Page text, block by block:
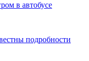
в автобусе
подробности